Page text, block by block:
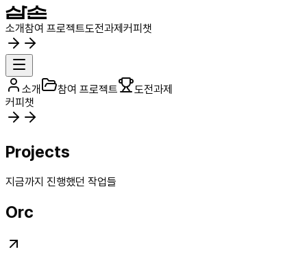
소개참여 프로젝트도전과제커피챗
소개 참여 프로젝트
도전과제
커피챗
Projects
지금까지 진행했던 작업들
Orc